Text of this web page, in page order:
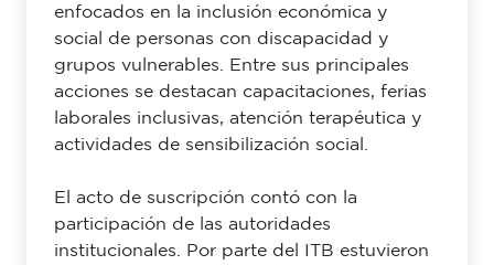
enfocados en la inclusión económica y
social de personas con discapacidad y
grupos vulnerables. Entre sus principales
acciones se destacan capacitaciones, ferias
laborales inclusivas, atención terapéutica y
actividades de sensibilización social.
El acto de suscripción contó con la
participación de las autoridades
institucionales. Por parte del ITB estuvieron